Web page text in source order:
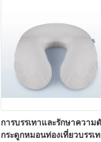
การบรรเทาและรักษาความ
กระดูกหมอนท่องเที่ยวบรรเ